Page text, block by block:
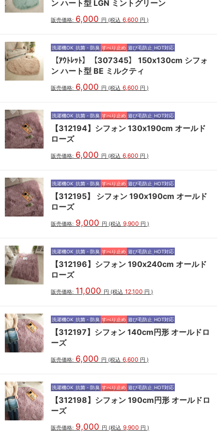
ン ハート型 LGN ミントグリーン
販売価格: 6,000 円 (税込 6,600 円 )
洗濯機OK 抗菌・防臭 すべり止め 遊び毛防止 HOT対応
【ｱｳﾄﾚｯﾄ】【307345】 150x130cm シフォ
ン ハート型 BE ミルクティ
販売価格: 6,000 円 (税込 6,600 円 )
洗濯機OK 抗菌・防臭 すべり止め 遊び毛防止 HOT対応
【312194】シフォン 130x190cm オールド
ローズ
販売価格: 6,000 円 (税込 6,600 円 )
洗濯機OK 抗菌・防臭 すべり止め 遊び毛防止 HOT対応
【312195】 シフォン 190x190cm オールド
ローズ
販売価格: 9,000 円 (税込 9,900 円 )
洗濯機OK 抗菌・防臭 すべり止め 遊び毛防止 HOT対応
【312196】シフォン 190x240cm オールド
ローズ
販売価格: 11,000 円 (税込 12,100 円 )
洗濯機OK 抗菌・防臭 すべり止め 遊び毛防止 HOT対応
【312197】シフォン 140cm円形 オールドロ
ーズ
販売価格: 6,000 円 (税込 6,600 円 )
洗濯機OK 抗菌・防臭 すべり止め 遊び毛防止 HOT対応
【312198】シフォン 190cm円形 オールドロ
ーズ
販売価格: 9,000 円 (税込 9,900 円 )